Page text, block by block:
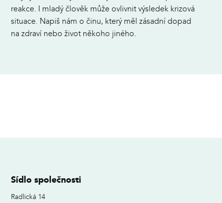
reakce. I mladý člověk může ovlivnit výsledek krizová
situace. Napiš nám o činu, který měl zásadní dopad
na zdraví nebo život někoho jiného.
Sídlo společnosti
Radlická 14